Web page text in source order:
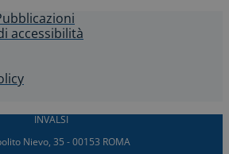
accessibilità​
INVALSI
Nievo, 35 - 00153 ROMA